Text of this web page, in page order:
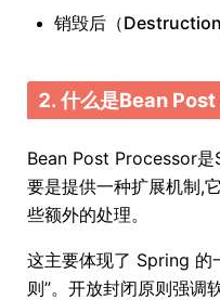
销毁后（Destruction
2. 什么是Bean
Bean Post Processor是
要是提供一种扩展机制,
些额外的处理。
这主要体现了 Spring 的
则”。开放封闭原则强调